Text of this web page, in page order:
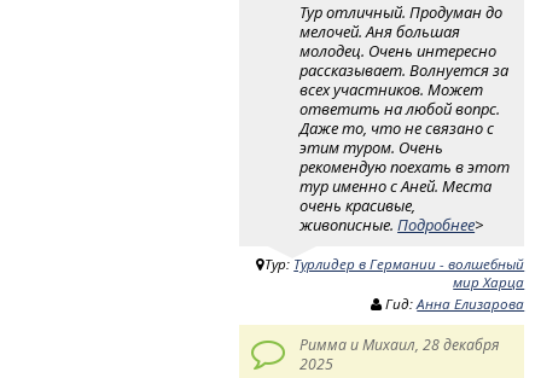
Тур отличный. Продуман до
мелочей. Аня большая
молодец. Очень интересно
рассказывает. Волнуется за
всех участников. Может
ответить на любой вопрс.
Даже то, что не связано с
этим туром. Очень
рекомендую поехать в этот
тур именно с Аней. Места
очень красивые,
живописные.Подробнее>
Тур: Турлидер в Германии - волшебный
мир Харца
Гид:Анна Елизарова
Римма и Михаил, 28 декабря
2025